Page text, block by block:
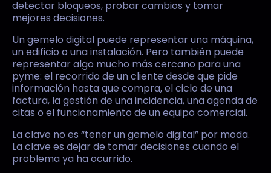
detectar bloqueos, probar cambios y tomar
mejores decisiones.
Un gemelo digital puede representar una máquina,
un edificio o una instalación. Pero también puede
representar algo mucho más cercano para una
pyme: el recorrido de un cliente desde que pide
información hasta que compra, el ciclo de una
factura, la gestión de una incidencia, una agenda de
citas o el funcionamiento de un equipo comercial.
La clave no es “tener un gemelo digital” por moda.
La clave es dejar de tomar decisiones cuando el
problema ya ha ocurrido.